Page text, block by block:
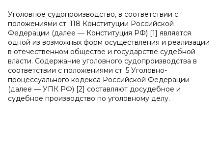
Уголовное судопроизводство, в соответствии с
положениями ст. 118 Конституции Российской
Федерации (далее — Конституция РФ) [1] является
одной из возможных форм осуществления и реализации
в отечественном обществе и государстве судебной
власти. Содержание уголовного судопроизводства в
соответствии с положениями ст. 5 Уголовно-
процессуального кодекса Российской Федерации
(далее — УПК РФ) [2] составляют досудебное и
судебное производство по уголовному делу.